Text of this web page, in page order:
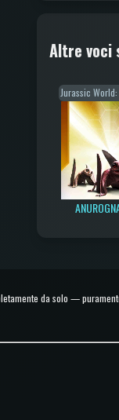
Altre voci
Jurassic
da solo —